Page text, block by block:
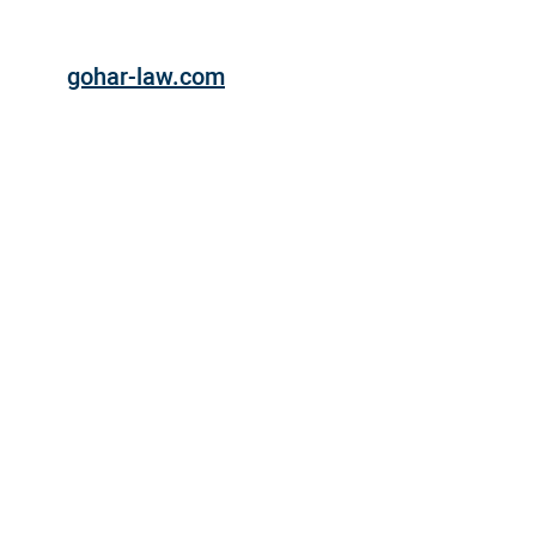
gohar-law.com